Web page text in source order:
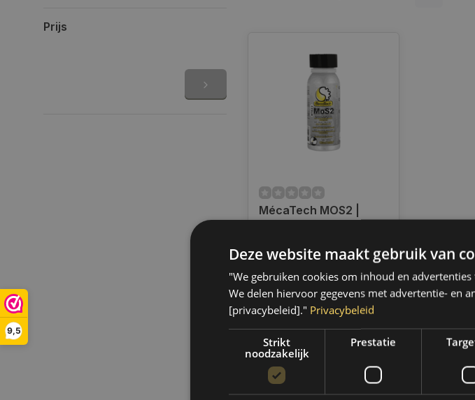
9,5
Prijs
MécaTech MOS2 |
Op voorraad
Op voorraad verzending
binnen 1 a 2 werkdagen.
Boven de 50,- gratis
verzending. (NL & BE)
€35,70
Vergelijk
Deze website maakt gebruik van
"We gebruiken cookies om inhoud en
We delen hiervoor gegevens met advertentie- en
[privacybeleid]." Privacybeleid
Strikt
noodzakelijk
Prestatie